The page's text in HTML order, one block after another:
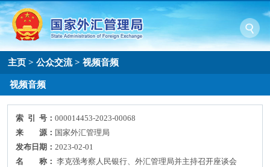
主页 >公众交流>视频音频
视频音频
索 引 号：000014453-2023-00068
来 源： 国家外汇管理局
发布日期：2023-02-01
名 称： 李克强考察人民银行、外汇管理局并主持召开座谈会